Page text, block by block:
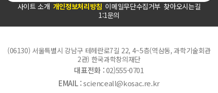
사이트 소개 개인정보처리방침 이메일무단수집거부 찾아오시는길
1:1문의
(06130) 서울특별시 강남구 테헤란로7길 22, 4~5층(역삼동, 과학기술회관
2관) 한국과학창의재단
대표전화 :02)555-0701
EMAIL :scienceall@kosac.re.kr